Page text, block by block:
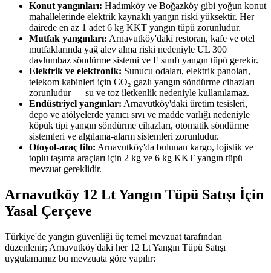
Konut yangınları: Hadımköy ve Boğazköy gibi yoğun konut
mahallelerinde elektrik kaynaklı yangın riski yüksektir. Her
dairede en az 1 adet 6 kg KKT yangın tüpü zorunludur.
Mutfak yangınları: Arnavutköy'daki restoran, kafe ve otel
mutfaklarında yağ alev alma riski nedeniyle UL 300
davlumbaz söndürme sistemi ve F sınıfı yangın tüpü gerekir.
Elektrik ve elektronik: Sunucu odaları, elektrik panoları,
telekom kabinleri için CO₂ gazlı yangın söndürme cihazları
zorunludur — su ve toz iletkenlik nedeniyle kullanılamaz.
Endüstriyel yangınlar: Arnavutköy'daki üretim tesisleri,
depo ve atölyelerde yanıcı sıvı ve madde varlığı nedeniyle
köpük tipi yangın söndürme cihazları, otomatik söndürme
sistemleri ve algılama-alarm sistemleri zorunludur.
Otoyol-araç filo: Arnavutköy'da bulunan kargo, lojistik ve
toplu taşıma araçları için 2 kg ve 6 kg KKT yangın tüpü
mevzuat gereklidir.
Arnavutköy 12 Lt Yangın Tüpü Satışı İçin
Yasal Çerçeve
Türkiye'de yangın güvenliği üç temel mevzuat tarafından
düzenlenir; Arnavutköy'daki her 12 Lt Yangın Tüpü Satışı
uygulamamız bu mevzuata göre yapılır: